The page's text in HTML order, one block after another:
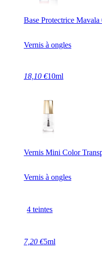
Base Protectrice Mavala
Vernis à ongles
18,10 €10ml
Vernis Mini Color
Vernis à ongles
4 teintes
7,20 €5ml